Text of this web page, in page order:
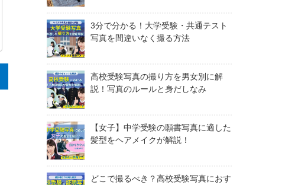
3分で分かる！大学受験・共通テスト
写真を間違いなく撮る方法
高校受験写真の撮り方を男女別に解
説！写真のルールと身だしなみ
【女子】中学受験の願書写真に適した
髪型をヘアメイクが解説！
どこで撮るべき？高校受験写真におす